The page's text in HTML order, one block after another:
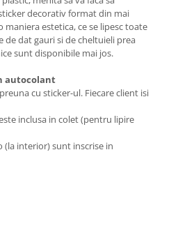
decorativ format din mai
estetica, ce se lipesc toate
de dat gauri si de cheltuieli prea
sunt disponibile mai jos.
autocolant
cu sticker-ul. Fiecare client isi
inclusa in colet (pentru lipire
interior) sunt inscrise in